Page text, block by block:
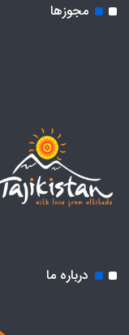
مجوزها
درباره ما